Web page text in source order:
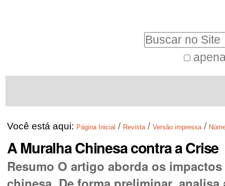
|
para
a
navegação
Você está aqui: Página Inicial / Revista / Versão impressa /
A Muralha Chinesa contra a Crise
Resumo O artigo aborda os